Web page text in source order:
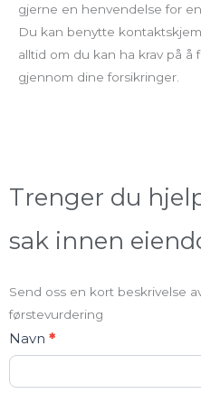
gjerne en henvendelse for
Du kan benytte
alltid om du kan ha krav på
gjennom dine forsikringer.
Trenger du
sak innen
Send oss en kort beskrivelse
førstevurdering
Kontakt
oss
Navn *